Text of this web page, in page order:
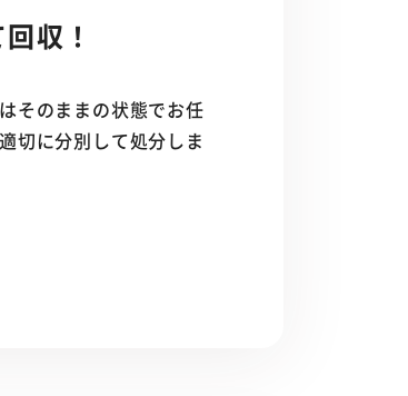
収！
そのままの状態でお任
切に分別して処分しま